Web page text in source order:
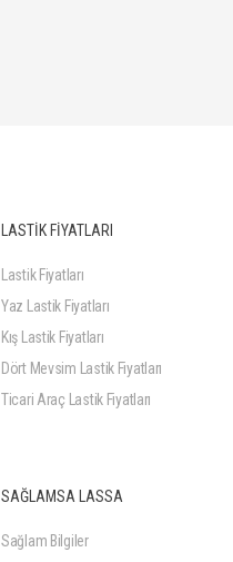
LASTİK FİYATLARI
Lastik Fiyatları
Yaz Lastik Fiyatları
Kış Lastik Fiyatları
Dört Mevsim Lastik Fiyatları
Ticari Araç Lastik Fiyatları
SAĞLAMSA LASSA
Sağlam Bilgiler